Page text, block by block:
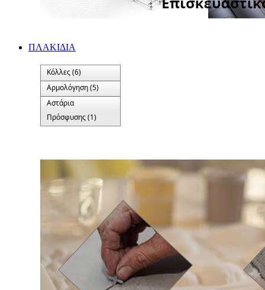
ΠΛΑΚΙΔΙA
Κόλλες (6)
Αρμολόγηση (5)
Αστάρια
Πρόσφυσης (1)